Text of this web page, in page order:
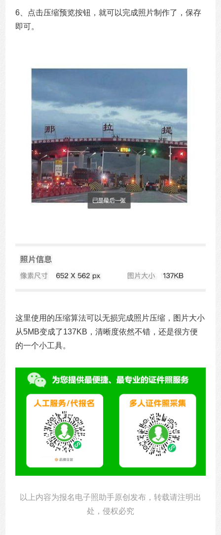
6、点击压缩预览按钮，就可以完成照片制作了，保存
即可。
这里使用的压缩算法可以无损完成照片压缩，图片大小
从5MB变成了137KB，清晰度依然不错，还是很方便
的一个小工具。
以上内容为报名电子照助手原创发布，转载请注明出
处，侵权必究